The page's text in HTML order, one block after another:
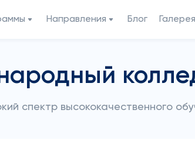
Направления Блог Галерея
спектр высококачественного